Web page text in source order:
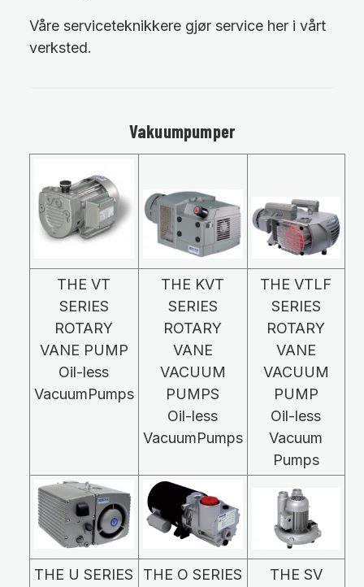
Våre serviceteknikkere gjør service her i vårt
verksted.
Vakuumpumper
THE VT
SERIES
ROTARY
VANE PUMP
Oil-less
VacuumPumps
THE KVT
SERIES
ROTARY
VANE
VACUUM
PUMPS
Oil-less
VacuumPumps
THE VTLF
SERIES
ROTARY
VANE
VACUUM
PUMP
Oil-less
Vacuum
Pumps
THE U SERIES THE O SERIES THE SV